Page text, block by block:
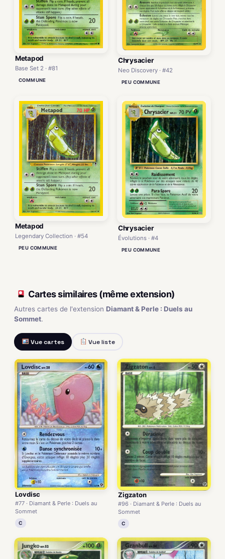
Metapod
Base Set 2 · #81
COMMUNE
Chrysacier
Neo Discovery · #42
PEU COMMUNE
Metapod
Legendary Collection · #54
PEU COMMUNE
Chrysacier
Évolutions · #4
PEU COMMUNE
Cartes similaires (même extension)
Autres cartes de l'extension Diamant & Perle : Duels au
Sommet.
Vue cartes Vue liste
Lovdisc
#77 · Diamant & Perle : Duels au
Sommet
C
Zigzaton
#96 · Diamant & Perle : Duels au
Sommet
C